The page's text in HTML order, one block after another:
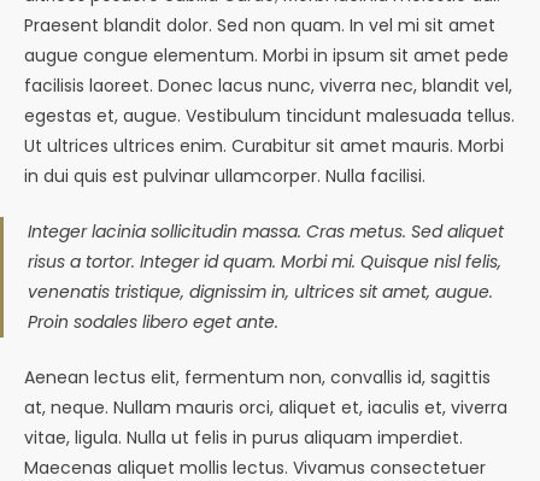
Praesent blandit dolor. Sed non quam. In vel mi sit amet
augue congue elementum. Morbi in ipsum sit amet pede
facilisis laoreet. Donec lacus nunc, viverra nec, blandit vel,
egestas et, augue. Vestibulum tincidunt malesuada tellus.
Ut ultrices ultrices enim. Curabitur sit amet mauris. Morbi
in dui quis est pulvinar ullamcorper. Nulla facilisi.
Integer lacinia sollicitudin massa. Cras metus. Sed aliquet
risus a tortor. Integer id quam. Morbi mi. Quisque nisl felis,
venenatis tristique, dignissim in, ultrices sit amet, augue.
Proin sodales libero eget ante.
Aenean lectus elit, fermentum non, convallis id, sagittis
at, neque. Nullam mauris orci, aliquet et, iaculis et, viverra
vitae, ligula. Nulla ut felis in purus aliquam imperdiet.
Maecenas aliquet mollis lectus. Vivamus consectetuer